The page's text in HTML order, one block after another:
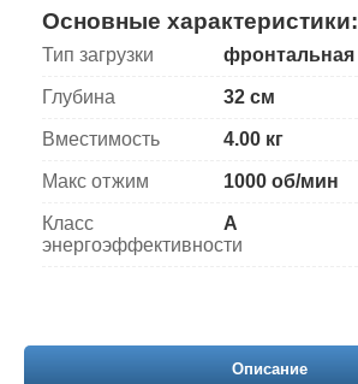
Основные характеристики:
Тип загрузки фронтальная
Глубина 32 см
Вместимость 4.00 кг
Макс отжим 1000 об/мин
Класс
энергоэффективности
A
Описание